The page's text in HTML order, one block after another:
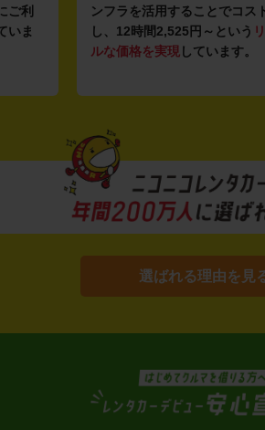
削減
ナブ
清潔感を感じていただける車
こだわっています。
選ばれる理由を見